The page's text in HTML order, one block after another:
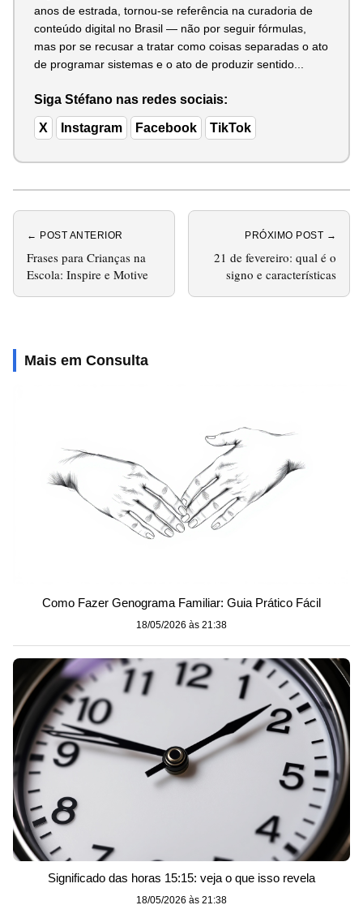
anos de estrada, tornou-se referência na curadoria de
conteúdo digital no Brasil — não por seguir fórmulas,
mas por se recusar a tratar como coisas separadas o ato
de programar sistemas e o ato de produzir sentido...
Siga Stéfano nas redes sociais:
X Instagram Facebook TikTok
← POST ANTERIOR
Frases para Crianças na
Escola: Inspire e Motive
PRÓXIMO POST →
21 de fevereiro: qual é o
signo e características
Mais em Consulta
Como Fazer Genograma Familiar: Guia Prático Fácil
18/05/2026 às 21:38
Significado das horas 15:15: veja o que isso revela
18/05/2026 às 21:38